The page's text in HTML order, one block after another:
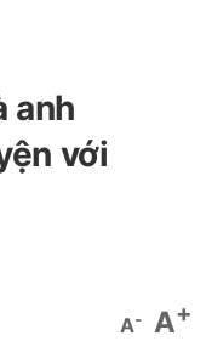
anh
với
A- A+